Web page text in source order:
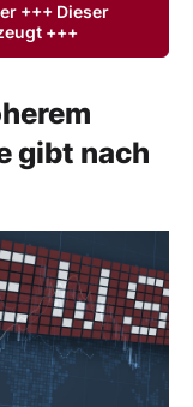
+++ Dieser
+++
gibt nach